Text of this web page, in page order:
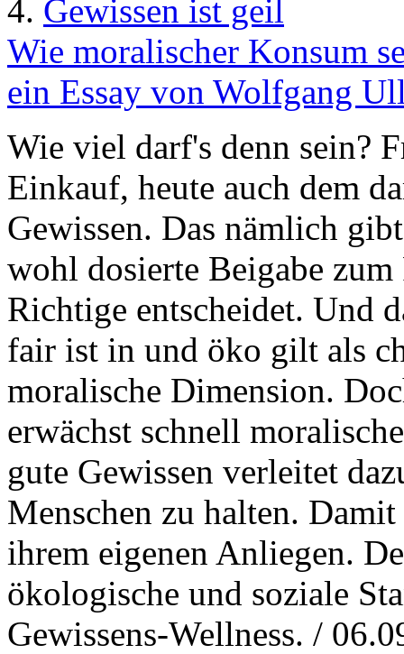
4. Gewissen ist geil
Wie moralischer Konsum
ein Essay von Wolfgang
Wie viel darf's denn sein?
Einkauf, heute auch dem
Gewissen. Das nämlich
wohl dosierte Beigabe
Richtige entscheidet. Und
fair ist in und öko gilt als
moralische Dimension.
erwächst schnell
gute Gewissen verleitet
Menschen zu halten.
ihrem eigenen Anliegen.
ökologische und soziale
Gewissens-Wellness. /